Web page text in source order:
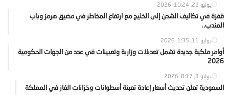
يوليو 22, 2026 10:24
قفزة في تكاليف الشحن إلى الخليج مع ارتفاع المخاطر في مضيق هرمز وباب
المندب..
يوليو 11, 2026 1:35
أوامر ملكية جديدة تشمل تعديلات وزارية وتعيينات في عدد من الجهات الحكومية
2026
يوليو 3, 2026 8:17
السعودية تعلن تحديث أسعار إعادة تعبئة أسطوانات وخزانات الغاز في المملكة